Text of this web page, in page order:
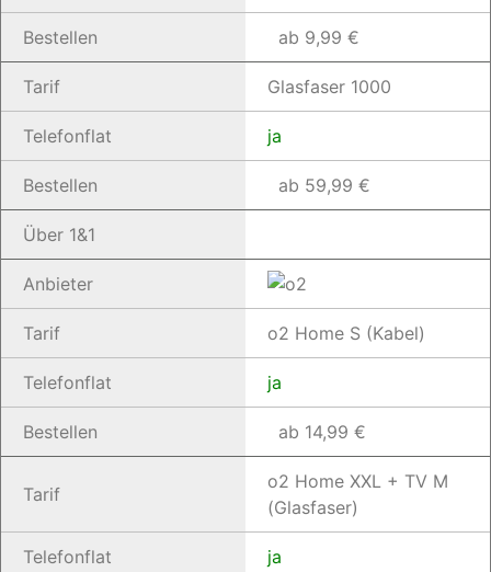
Bestellen ab 9,99 €
Tarif Glasfaser 1000
Telefonflat ja
Bestellen ab 59,99 €
Über 1&1
Anbieter
Tarif o2 Home S (Kabel)
Telefonflat ja
Bestellen ab 14,99 €
Tarif
o2 Home XXL + TV M
(Glasfaser)
Telefonflat ja